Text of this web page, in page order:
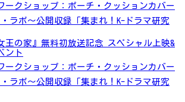
ークショップ：ポーチ・クッションカバー
ラボ～公開収録「集まれ！K-ドラマ研究
王の家』無料初放送記念 スペシャル上映&
ント
ークショップ：ポーチ・クッションカバー
ラボ～公開収録「集まれ！K-ドラマ研究